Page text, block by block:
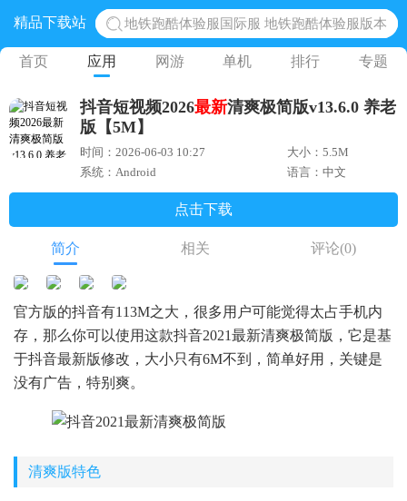
精品下载站
地铁跑酷体验服国际服 地铁跑酷体验服版本
网易光遇手游正版 点亮星空共庆周年
蛋仔派对下载 蛋仔派对体验服
奥特曼王者传奇 正版奥特曼游戏
首页 应用 网游 单机 排行 专题
抖音短视频2026最新清爽极简版v13.6.0 养老
版【5M】
时间：2026-06-03 10:27
大小：5.5M
系统：Android
语言：中文
点击下载
简介 相关 评论(0)
官方版的抖音有113M之大，很多用户可能觉得太占手机内
存，那么你可以使用这款抖音2021最新清爽极简版，它是基
于抖音最新版修改，大小只有6M不到，简单好用，关键是
没有广告，特别爽。
清爽版特色